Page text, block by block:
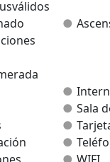
en habitacion
esta
bolleria
tortilla francesa y
Sala